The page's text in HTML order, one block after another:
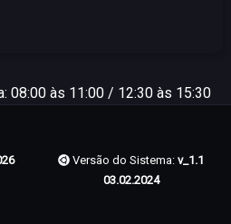
08:00 às 11:00 / 12:30 às 15:30
Versão do Sistema: v_1.1
03.02.2024